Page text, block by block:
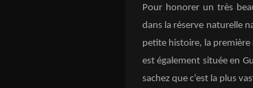
Pour honorer un très
dans la réserve naturelle
petite histoire, la première
est également située en
sachez que c’est la plus